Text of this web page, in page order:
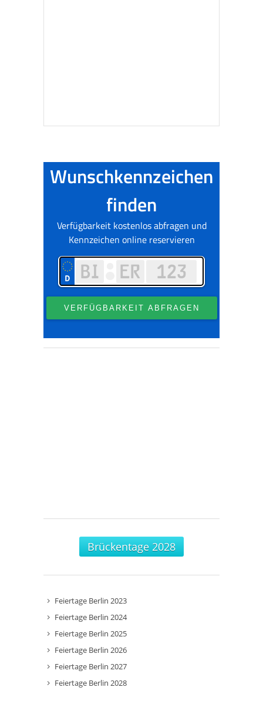
Brückentage 2028
Feiertage Berlin 2023
Feiertage Berlin 2024
Feiertage Berlin 2025
Feiertage Berlin 2026
Feiertage Berlin 2027
Feiertage Berlin 2028